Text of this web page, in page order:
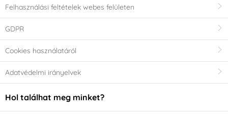
Felhasználási feltételek webes felületen
GDPR
Cookies használatáról
Adatvédelmi irányelvek
Hol találhat meg minket?